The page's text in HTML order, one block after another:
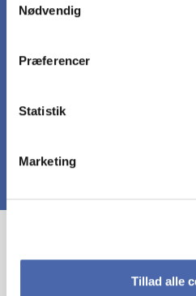
markedsføring. Du
Nødvendig
Præferencer
Statistik
Marketing
Tillad alle
basisrepræsentation og
Beherske matematisk